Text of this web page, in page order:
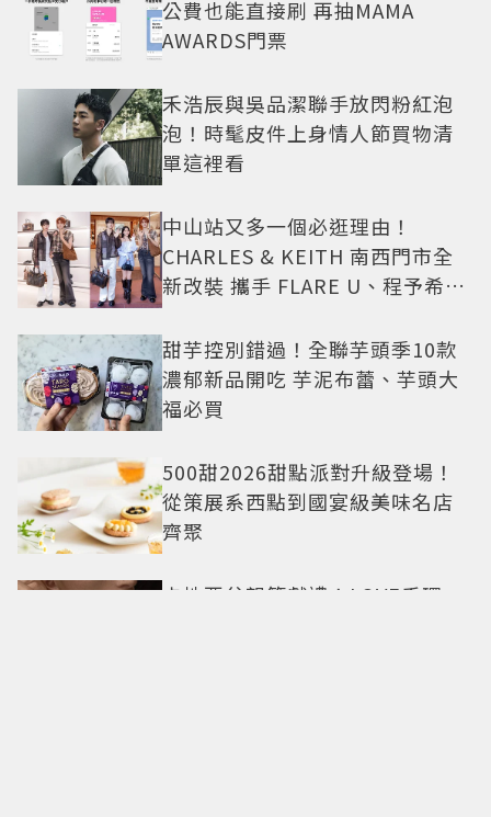
公費也能直接刷 再抽MAMA
AWARDS門票
禾浩辰與吳品潔聯手放閃粉紅泡
泡！時髦皮件上身情人節買物清
單這裡看
中山站又多一個必逛理由！
CHARLES & KEITH 南西門市全
新改裝 攜手 FLARE U、程予希演
甜芋控別錯過！全聯芋頭季10款
濃郁新品開吃 芋泥布蕾、芋頭大
福必買
500甜2026甜點派對升級登場！
從策展系西點到國宴級美味名店
齊聚
卡地亞父親節獻禮！LOVE手環、